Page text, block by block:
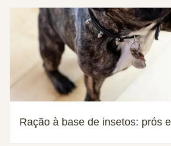
Ração à base de insetos: prós